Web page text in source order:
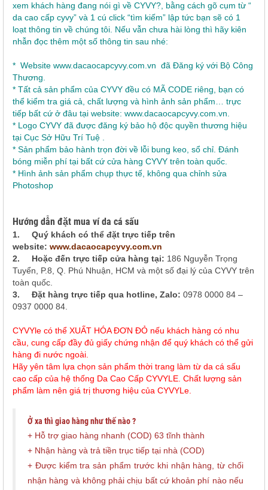
xem khách hàng đang nói gì về CYVY?, bằng cách gõ cụm từ “
da cao cấp cyvy” và 1 cú click “tìm kiếm” lập tức bạn sẽ có 1
loạt thông tin về chúng tôi. Nếu vẫn chưa hài lòng thì hãy kiên
nhẫn đọc thêm một số thông tin sau nhé:
* Website www.dacaocapcyvy.com.vn đã Đăng ký với Bộ Công
Thương.
* Tất cả sản phẩm của CYVY đều có MÃ CODE riêng, bạn có
thể kiểm tra giá cả, chất lượng và hình ảnh sản phẩm… trực
tiếp bất cứ ở đâu tại website: www.dacaocapcyvy.com.vn.
* Logo CYVY đã được đăng ký bảo hộ độc quyền thương hiệu
tại Cục Sở Hữu Trí Tuệ .
* Sản phẩm bảo hành trọn đời về lỗi bung keo, sổ chỉ. Đánh
bóng miễn phí tại bất cứ cửa hàng CYVY trên toàn quốc.
* Hình ảnh sản phẩm chụp thực tế, không qua chỉnh sửa
Photoshop
Hướng dẫn đặt mua ví da cá sấu
1. Quý khách có thể đặt trực tiếp trên
website: www.dacaocapcyvy.com.vn
2. Hoặc đến trực tiếp cửa hàng tại: 186 Nguyễn Trọng
Tuyển, P.8, Q. Phú Nhuận, HCM và một số đại lý của CYVY trên
toàn quốc.
3. Đặt hàng trực tiếp qua hotline, Zalo: 0978 0000 84 –
0937 0000 84.
CYVYle có thể XUẤT HÓA ĐƠN ĐỎ nếu khách hàng có nhu
cầu, cung cấp đầy đủ giấy chứng nhận để quý khách có thể gửi
hàng đi nước ngoài.
Hãy yên tâm lựa chọn sản phẩm thời trang làm từ da cá sấu
cao cấp của hệ thống Da Cao Cấp CYVYLE. Chất lượng sản
phẩm làm nên giá trị thương hiệu của CYVYLe.
Ở xa thì giao hàng như thế nào ?
+ Hỗ trợ giao hàng nhanh (COD) 63 tĩnh thành
+ Nhận hàng và trả tiền trục tiếp tại nhà (COD)
+ Được kiểm tra sản phẩm trước khi nhận hàng, từ chối
nhận hàng và không phải chịu bất cứ khoản phí nào nếu